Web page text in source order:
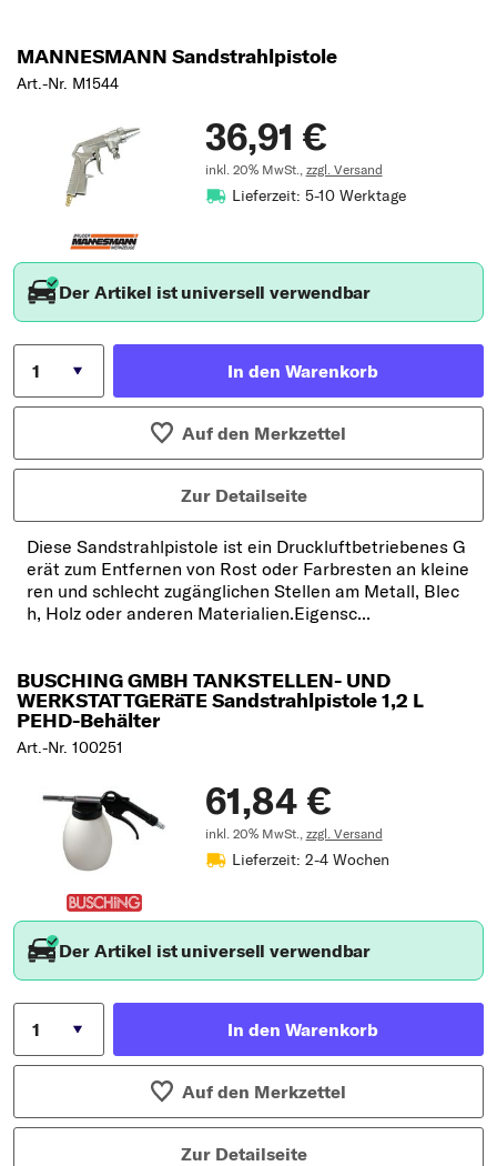
MANNESMANN Sandstrahlpistole
Art.-Nr. M1544
36,91 €
inkl. 20% MwSt., zzgl. Versand
Lieferzeit: 5-10 Werktage
Der Artikel ist universell verwendbar
In den Warenkorb
Auf den Merkzettel
Zur Detailseite
Diese Sandstrahlpistole ist ein Druckluftbetriebenes G
erät zum Entfernen von Rost oder Farbresten an kleine
ren und schlecht zugänglichen Stellen am Metall, Blec
h, Holz oder anderen Materialien.Eigensc...
BUSCHING GMBH TANKSTELLEN- UND
WERKSTATTGERäTE Sandstrahlpistole 1,2 L
PEHD-Behälter
Art.-Nr. 100251
61,84 €
inkl. 20% MwSt., zzgl. Versand
Lieferzeit: 2-4 Wochen
Der Artikel ist universell verwendbar
In den Warenkorb
Auf den Merkzettel
Zur Detailseite